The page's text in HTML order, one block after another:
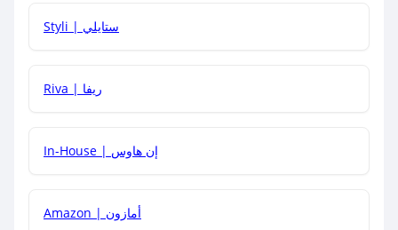
هل يمكنني جمع كود خصم مع العروض الأخرى؟
Styli | ستايلي
Riva | ريفا
In-House | إن هاوس
Amazon | أمازون